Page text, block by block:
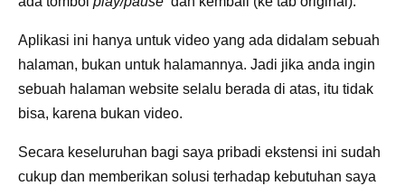
Aplikasi ini hanya untuk video yang ada didalam sebuah
halaman, bukan untuk halamannya. Jadi jika anda ingin
sebuah halaman website selalu berada di atas, itu tidak
bisa, karena bukan video.
Secara keseluruhan bagi saya pribadi ekstensi ini sudah
cukup dan memberikan solusi terhadap kebutuhan saya